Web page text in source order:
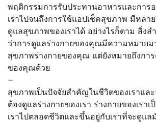
พฤติกรรมการรับประทานอาหารและการ
เราไปจนถึงการใช้แอปเช็คสุขภาพ มีหลา
ดูแลสุขภาพของเราได้ อย่างไรก็ตาม สิ่ง
ว่าการดูแลร่างกายของคุณมีความหมายม
สุขภาพร่างกายของคุณ แต่ยังหมายถึงกา
ของคุณด้วย
—
สุขภาพเป็นปัจจัยสำคัญในชีวิตของเราและ
ต้องดูแลร่างกายของเรา ร่างกายของเรา
เราไปตลอดชีวิตและขึ้นอยู่กับเราที่จะดูแ